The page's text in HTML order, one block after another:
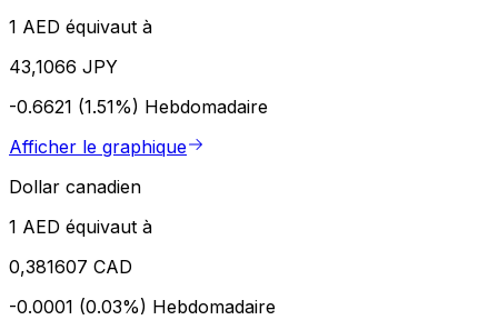
1 AED équivaut à
43,1066 JPY
-0.6621 (1.51%) Hebdomadaire
Afficher le graphique
Dollar canadien
1 AED équivaut à
0,381607 CAD
-0.0001 (0.03%) Hebdomadaire